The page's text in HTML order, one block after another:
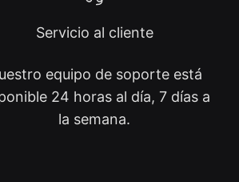
Servicio al cliente
equipo de soporte está
24 horas al día, 7 días a
la semana.